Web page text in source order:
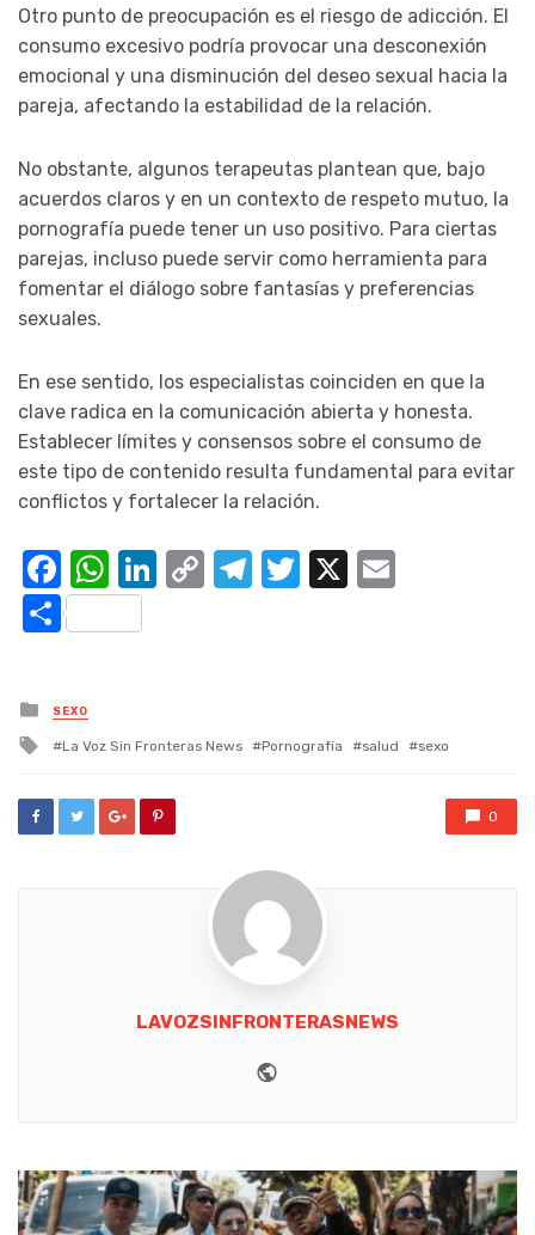
Otro punto de preocupación es el riesgo de adicción. El
consumo excesivo podría provocar una desconexión
emocional y una disminución del deseo sexual hacia la
pareja, afectando la estabilidad de la relación.
No obstante, algunos terapeutas plantean que, bajo
acuerdos claros y en un contexto de respeto mutuo, la
pornografía puede tener un uso positivo. Para ciertas
parejas, incluso puede servir como herramienta para
fomentar el diálogo sobre fantasías y preferencias
sexuales.
En ese sentido, los especialistas coinciden en que la
clave radica en la comunicación abierta y honesta.
Establecer límites y consensos sobre el consumo de
este tipo de contenido resulta fundamental para evitar
conflictos y fortalecer la relación.
Facebook
WhatsApp
LinkedIn
CopyTelegram
Twitter
X
Compartir
Posted
in
SEXO
Tagged
La Voz Sin Fronteras News Pornografía salud sexo
0
LAVOZSINFRONTERASNEWS